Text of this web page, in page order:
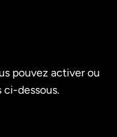
pouvez activer ou
dessous.